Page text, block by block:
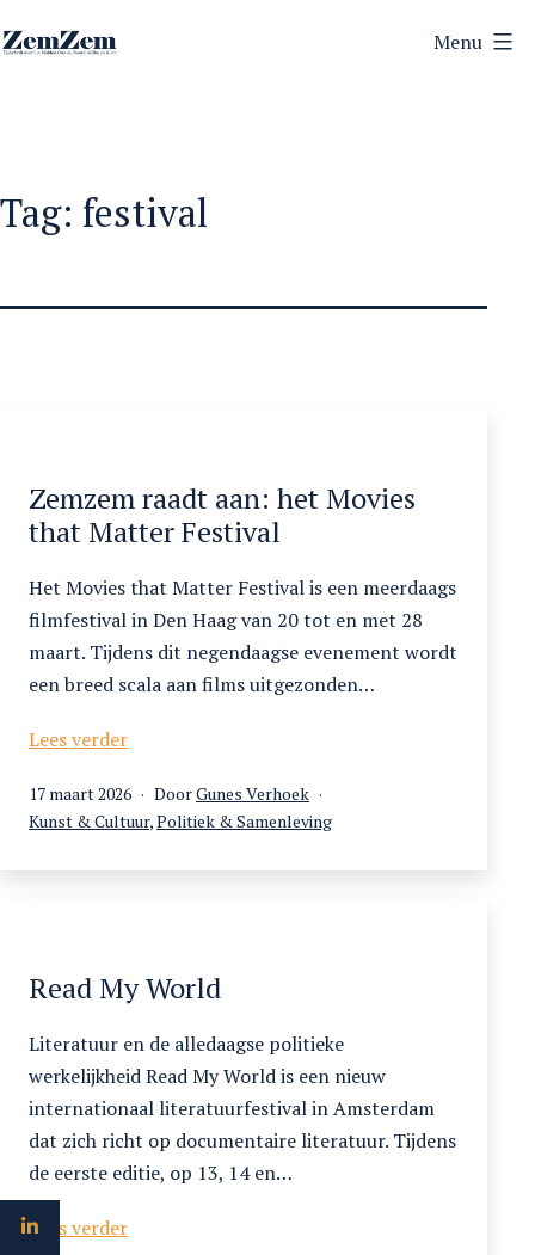
naar
Menu
Tag: festival
Zemzem raadt aan: het Movies
that Matter Festival
Het Movies that Matter Festival is een meerdaags
filmfestival in Den Haag van 20 tot en met 28
maart. Tijdens dit negendaagse evenement wordt
een breed scala aan films uitgezonden…
Lees verderZemzem
aan:
het
Gepubliceerd
op
17 maart 2026 DoorGunes Verhoek
Gecategoriseerd
Kunst & Cultuur,Politiek & Samenleving
Read My World
Literatuur en de alledaagse politieke
werkelijkheid Read My World is een nieuw
internationaal literatuurfestival in Amsterdam
dat zich richt op documentaire literatuur. Tijdens
de eerste editie, op 13, 14 en…
Lees verderRead